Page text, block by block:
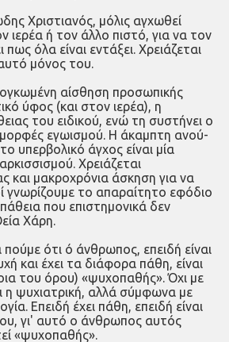
Χριστιανός, μόλις αγχωθεί
ιερέα ή τον άλλο πιστό, για να τον
όλα είναι εντάξει. Χρειάζεται
μόνος του.
αίσθη­ση προσωπικής
ύφος (και στον ιερέα), η
του ειδι­κού, ενώ τη συστήνει ο
μορφές εγωισμού. Η άκαμπτη ανού­
υπερβολικό άγχος είναι μία
Χρειάζεται
και μακροχρόνια άσκηση για να
γνωρίζουμε το απαραίτη­το εφόδιο
που επιστημονικά δεν
Χάρη.
ότι ό άνθρωπος, επειδή είναι
και έχει τα διάφορα πάθη, είναι
του όρου) «ψυχοπαθής». Όχι με
η ψυχιατρική, αλλά σύμφωνα με
Επειδή έχει πάθη, επειδή είναι
γι' αυτό ο άνθρωπος αυτός
«ψυχοπαθής».